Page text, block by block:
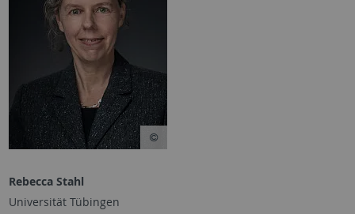
Rebecca Stahl
Universität Tübingen